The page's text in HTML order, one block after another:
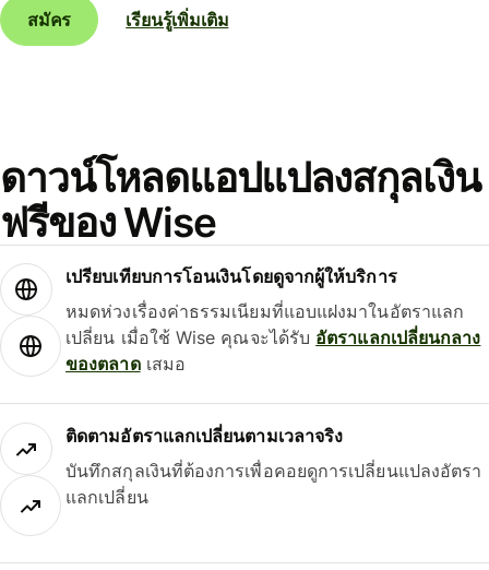
สมัคร เรียนรู้เพิ่มเติม
ดาวน์โหลดแอปแปลงสกุลเงิน
ฟรีของ Wise
เปรียบเทียบการโอนเงินโดยดูจากผู้ให้บริการ
หมดห่วงเรื่องค่าธรรมเนียมที่แอบแฝงมาในอัตราแลก
เปลี่ยน เมื่อใช้ Wise คุณจะได้รับ อัตราแลกเปลี่ยนกลาง
ของตลาดเสมอ
ติดตามอัตราแลกเปลี่ยนตามเวลาจริง
บันทึกสกุลเงินที่ต้องการเพื่อคอยดูการเปลี่ยนแปลงอัตรา
แลกเปลี่ยน